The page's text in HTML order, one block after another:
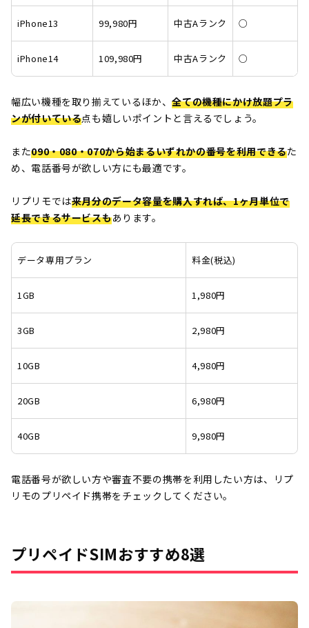
iPhone13 99,980円 中古Aランク ○
iPhone14 109,980円 中古Aランク ○
幅広い機種を取り揃えているほか、全ての機種にかけ放題プラ
ンが付いている点も嬉しいポイントと言えるでしょう。
また090・080・070から始まるいずれかの番号を利用できるた
め、電話番号が欲しい方にも最適です。
リプリモでは来月分のデータ容量を購入すれば、1ヶ月単位で
延長できるサービスもあります。
データ専用プラン 料金(税込)
1GB 1,980円
3GB 2,980円
10GB 4,980円
20GB 6,980円
40GB 9,980円
電話番号が欲しい方や審査不要の携帯を利用したい方は、リプ
リモのプリペイド携帯をチェックしてください。
プリペイドSIMおすすめ8選